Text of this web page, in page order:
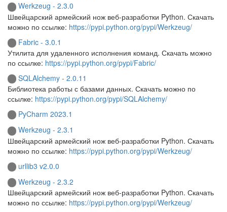
Werkzeug - 2.3.0
Швейцарский армейский нож веб-разработки Python. Скачать
можно по ссылке: https://pypi.python.org/pypi/Werkzeug/
Fabric - 3.0.1
Утилита для удаленного исполнения команд. Скачать можно
по ссылке: https://pypi.python.org/pypi/Fabric/
SQLAlchemy - 2.0.11
Библиотека работы с базами данных. Скачать можно по
ссылке: https://pypi.python.org/pypi/SQLAlchemy/
PyCharm 2023.1
Werkzeug - 2.3.1
Швейцарский армейский нож веб-разработки Python. Скачать
можно по ссылке: https://pypi.python.org/pypi/Werkzeug/
urllib3 v2.0.0
Werkzeug - 2.3.2
Швейцарский армейский нож веб-разработки Python. Скачать
можно по ссылке: https://pypi.python.org/pypi/Werkzeug/